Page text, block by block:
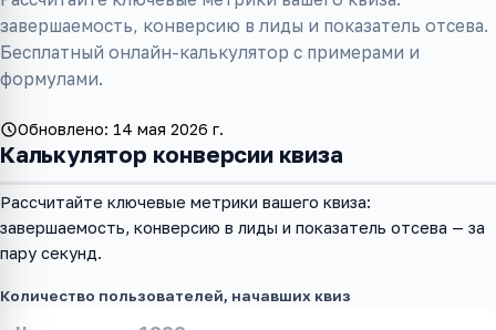
завершаемость, конверсию в лиды и показатель отсева.
Бесплатный онлайн-калькулятор с примерами и
формулами.
Обновлено: 14 мая 2026 г.
Калькулятор конверсии квиза
Рассчитайте ключевые метрики вашего квиза:
завершаемость, конверсию в лиды и показатель отсева — за
пару секунд.
Количество пользователей, начавших квиз